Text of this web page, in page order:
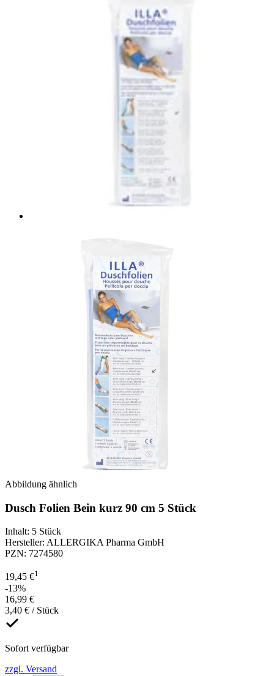
Abbildung ähnlich
Dusch Folien Bein kurz 90 cm 5 Stück
Inhalt: 5 Stück
Hersteller: ALLERGIKA Pharma GmbH
PZN: 7274580
19,45 €1
-13%
16,99 €
3,40 € / Stück
Sofort verfügbar
zzgl. Versand